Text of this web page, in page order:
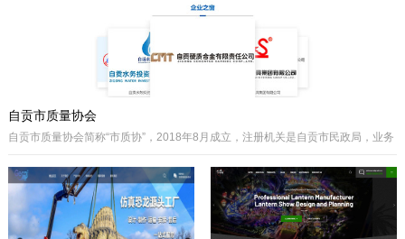
自贡市质量协会
自贡市质量协会简称“市质协”，2018年8月成立，注册机关是自贡市民政局，业务
协会之一，历届会长由主管经济工作的副市长担任，是自贡市市场监督管理局领
导下的全市性质量组织，是我市传播国内外先进质量管理方法、助推质量事业发
展的中坚力量。是联系广大企业和质量工作者的纽带。